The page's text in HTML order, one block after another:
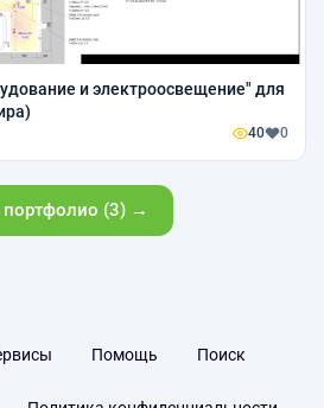
и электроосвещение" для
40 0
портфолио (3) →
Помощь Поиск